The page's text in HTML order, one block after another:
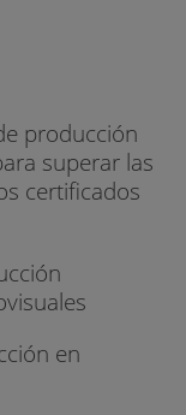
producción
superar las
certificados
en